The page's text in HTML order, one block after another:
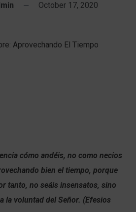
October 17, 2020
cómo andéis, no como necios
bien el tiempo, porque
tanto, no seáis insensatos, sino
la voluntad del Señor. (Efesios